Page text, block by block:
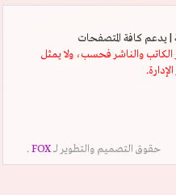
والناشر فحسب، ولا يمثل
حقوق التصميم والتطوير لــFOX
.